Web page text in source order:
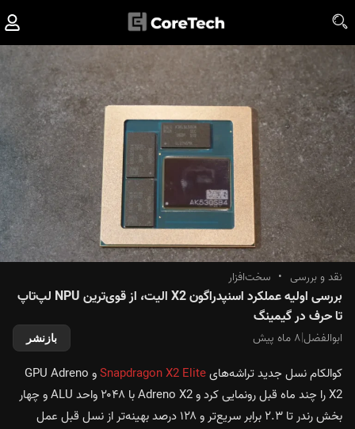
نقد و بررسی • سخت‌افزار
بررسی اولیه عملکرد اسنپدراگون X2 الیت، از قوی‌ترین NPU لپ‌تاپ
تا حرف در گیمینگ
ابوالفضل|۸ ماه پیش بازنشر
کوالکام نسل جدید تراشه‌هایSnapdragon X2 Elite
و GPU Adreno
X2 را چند ماه قبل رونمایی کرد و Adreno X2 با ۲۰۴۸ واحد ALU و چهار
بخش رندر تا ۲.۳ برابر سریع‌تر و ۱۲۸ درصد بهینه‌تر از نسل قبل عمل